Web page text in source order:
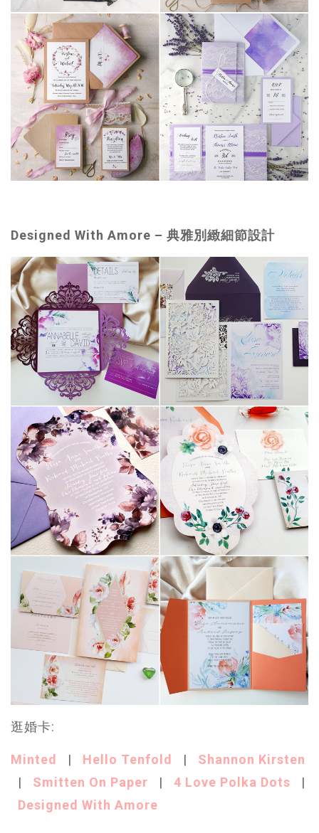
Designed With Amore – 典雅別緻細節設計
逛婚卡:
Minted | Hello Tenfold |
Shannon Kirsten
|
Smitten On Paper | 4 Love Polka Dots
|
Designed With Amore